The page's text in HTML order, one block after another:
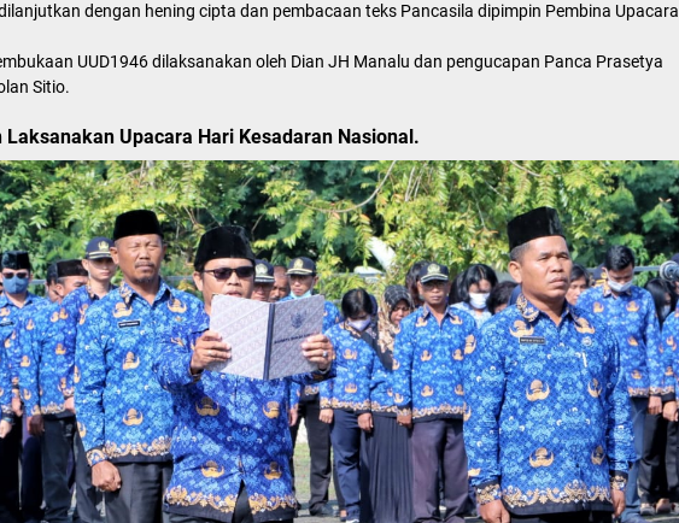
dengan hening cipta dan pembacaan teks Pancasila dipimpin Pembina Upacara
UUD1946 dilaksanakan oleh Dian JH Manalu dan pengucapan Panca Prasetya
Sitio.
Upacara Hari Kesadaran Nasional.